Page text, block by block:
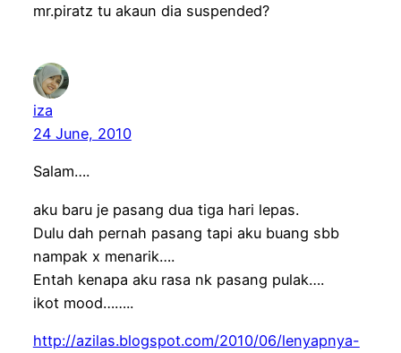
mr.piratz tu akaun dia suspended?
iza
24 June, 2010
Salam….
aku baru je pasang dua tiga hari lepas.
Dulu dah pernah pasang tapi aku buang sbb
nampak x menarik….
Entah kenapa aku rasa nk pasang pulak….
ikot mood……..
http://azilas.blogspot.com/2010/06/lenyapnya-